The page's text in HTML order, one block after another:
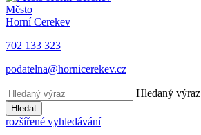
Město
Horní Cerekev
702 133 323
podatelna@hornicerekev.cz
Hledaný výraz
Hledat
rozšířené vyhledávání